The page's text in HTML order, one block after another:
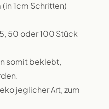
1cm Schritten)
50 oder 100 Stück
somit beklebt,
jeglicher Art, zum